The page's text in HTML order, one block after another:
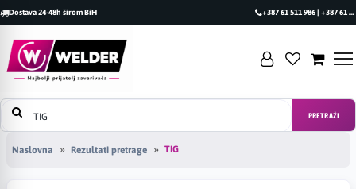
Dostava 24-48h širom BiH +387 61 511 986 | +387 61 493 470
PRETRAŽI
Naslovna Rezultati pretrage TIG